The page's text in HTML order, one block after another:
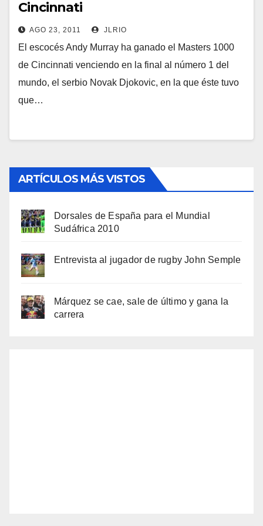
Cincinnati
AGO 23, 2011 JLRIO
El escocés Andy Murray ha ganado el Masters 1000
de Cincinnati venciendo en la final al número 1 del
mundo, el serbio Novak Djokovic, en la que éste tuvo
que…
ARTÍCULOS MÁS VISTOS
Dorsales de España para el Mundial
Sudáfrica 2010
Entrevista al jugador de rugby John Semple
Márquez se cae, sale de último y gana la
carrera